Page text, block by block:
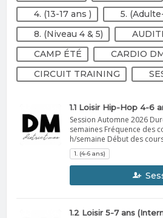
4. (13-17 ans )
5.
8. (Niveau 4 & 5)
CAMP ÉTÉ
CARDIO
CIRCUIT TRAINING
1.1 Loisir Hip-Hop 4-6
Session Automne 2026
semaines Fréquence des
h/semaine Début des
Vous recevrez, la semaine
session, un courriel
informations importantes. À apporter : Vêtements
confortables de sport idéalement
d'intérieur Bouteille d'eau Spectacle de fin session
supplémentaires à venir
1. (4-6 ans)
1.2 Loisir 5-7 ans